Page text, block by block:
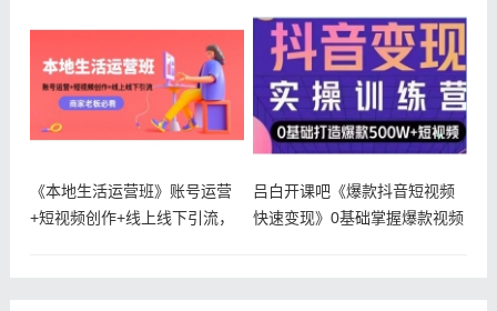
《本地生活运营班》账号运营
+短视频创作+线上线下引流，
吕白开课吧《爆款抖音短视频
快速变现》0基础掌握爆款视频